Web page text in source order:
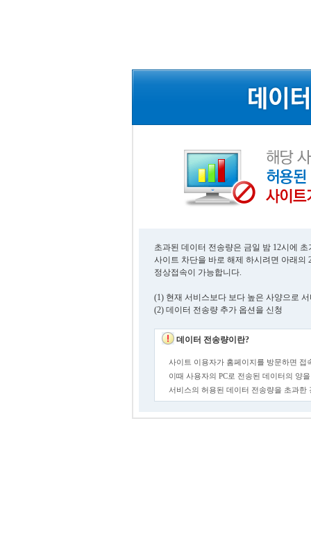
초과된 데이터 전송량은 금일 밤 12시에
사이트 차단을 바로 해제 하시려면 아래의
정상접속이 가능합니다.
(1) 현재 서비스보다 보다 높은 사양으로
(2) 데이터 전송량 추가 옵션을 신청
데이터 전송량이란?
사이트 이용자가 홈페이지를 방문하면 접
이때 사용자의 PC로 전송된 데이터의 양
서비스의 허용된 데이터 전송량을 초과